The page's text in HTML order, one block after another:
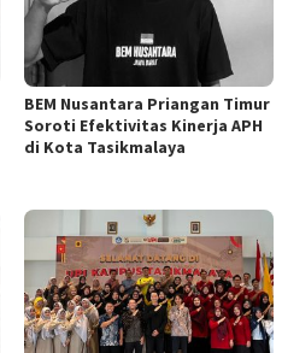
BEM Nusantara Priangan Timur
Soroti Efektivitas Kinerja APH
di Kota Tasikmalaya